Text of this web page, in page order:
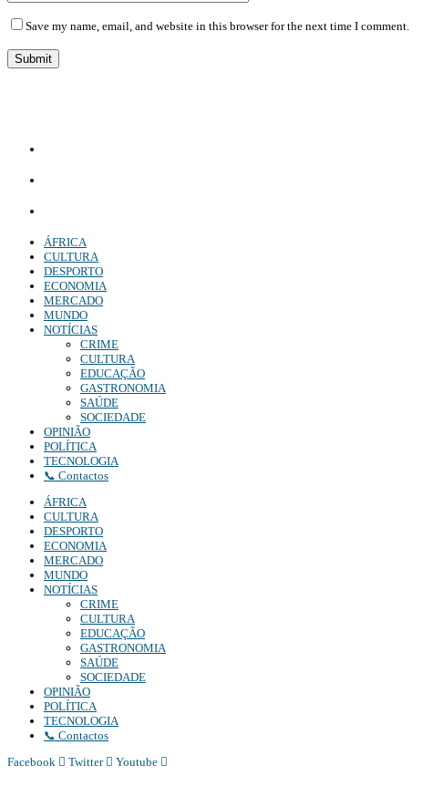
Save my name, email, and website in this browser for the next time I comment.
ÁFRICA
CULTURA
DESPORTO
ECONOMIA
MERCADO
MUNDO
NOTÍCIAS
CRIME
CULTURA
EDUCAÇÃO
GASTRONOMIA
SAÚDE
SOCIEDADE
OPINIÃO
POLÍTICA
TECNOLOGIA
📞 Contactos
ÁFRICA
CULTURA
DESPORTO
ECONOMIA
MERCADO
MUNDO
NOTÍCIAS
CRIME
CULTURA
EDUCAÇÃO
GASTRONOMIA
SAÚDE
SOCIEDADE
OPINIÃO
POLÍTICA
TECNOLOGIA
📞 Contactos
Facebook
Twitter Youtube